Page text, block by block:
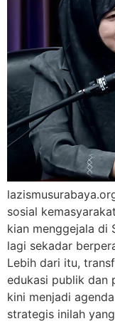
sosial
kian menggejala di
lagi sekadar
Lebih dari itu,
edukasi publik dan
kini menjadi
strategis inilah